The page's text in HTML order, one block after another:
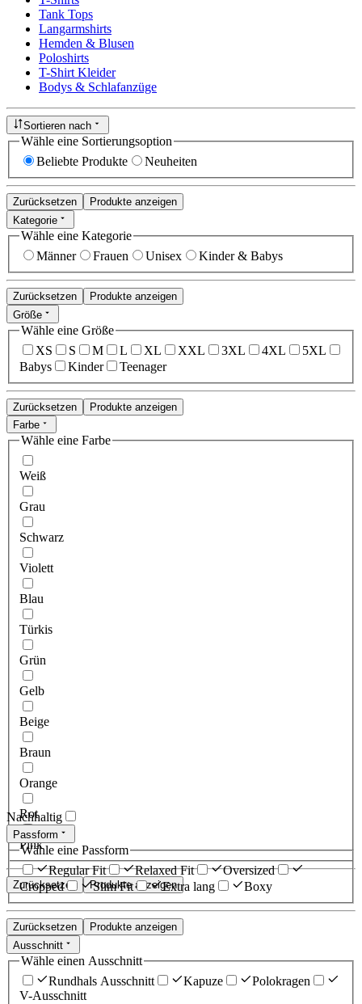
Tank Tops
Langarmshirts
Hemden & Blusen
Poloshirts
T-Shirt Kleider
Bodys & Schlafanzüge
Sortieren nach
Wähle eine Sortierungsoption
Beliebte Produkte
Neuheiten
Zurücksetzen
Produkte anzeigen
Kategorie
Wähle eine Kategorie
Männer
Frauen Unisex Kinder & Babys
Zurücksetzen
Produkte anzeigen
Größe
Wähle eine Größe
XS
S M L XL XXL 3XL 4XL
5XL
Babys
Kinder Teenager
Zurücksetzen
Produkte anzeigen
Farbe
Wähle eine Farbe
Weiß
Grau
Schwarz
Violett
Blau
Türkis
Grün
Gelb
Beige
Braun
Orange
Rot
Pink
Zurücksetzen Produkte anzeigen
Nachhaltig
Passform
Wähle eine Passform
Regular Fit
Relaxed Fit
Oversized
Cropped
Slim Fit Extra lang Boxy
Zurücksetzen
Produkte anzeigen
Ausschnitt
Wähle einen Ausschnitt
Rundhals Ausschnitt
Kapuze
Polokragen
V-Ausschnitt